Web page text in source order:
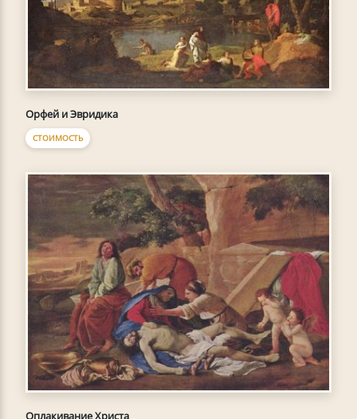
Орфей и Эвридика
СТОИМОСТЬ